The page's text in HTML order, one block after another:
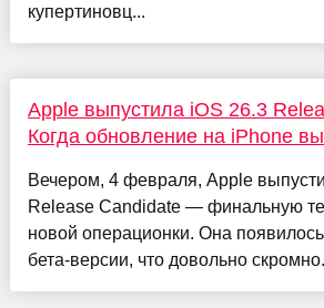
купертиновц...
Apple выпустила iOS 26.3
Когда обновление на iPhone
Вечером, 4 февраля, Apple
Release Candidate — финальную
новой операционки. Она появилось
бета-версии, что довольно